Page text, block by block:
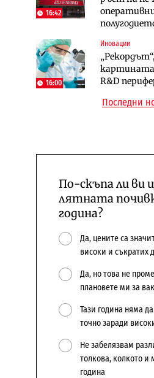
16:42
16:00
Иновации
R&D
откажат
Компании
център в
център в
10:12
изток 2“
Последни
По-скъпа ли ви
лятната
година?
Да, цените са
високи и
Да, но това не
плановете ми за
Тази година няма
точно заради
Не забелязвам
толкова, колкото и
година